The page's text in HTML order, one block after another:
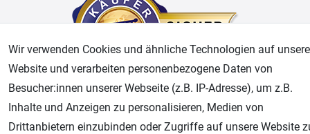
Widerrufsrecht
Wir verwenden Cookies und ähnliche Technologien auf
Website und verarbeiten personenbezogene Daten von
Besucher:innen unserer Webseite (z.B. IP-Adresse), um z.B.
Inhalte und Anzeigen zu personalisieren, Medien von
Drittanbietern einzubinden oder Zugriffe auf unsere Website